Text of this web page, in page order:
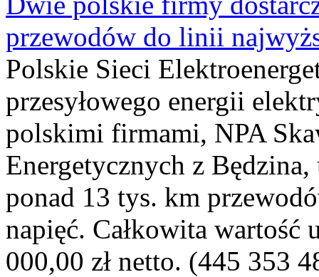
przewodów do linii
Polskie Sieci
przesyłowego energii
polskimi firmami, NPA
Energetycznych z
ponad 13 tys. km
napięć. Całkowita
000,00 zł netto. (445 353